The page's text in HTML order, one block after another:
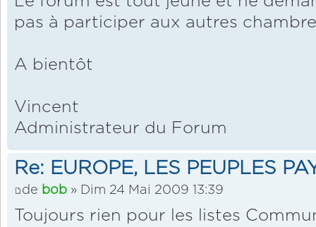
pas à participer aux autres
A bientôt
Vincent
Administrateur du Forum
Re: EUROPE, LES PEUPLES
de bob » Dim 24 Mai 2009 13:39
Toujours rien pour les listes